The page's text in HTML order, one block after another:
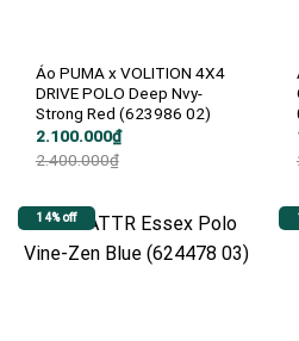
Áo PUMA x VOLITION 4X4
DRIVE POLO Deep Nvy-
Strong Red (623986 02)
2.400.000₫
Giá
là:
2.100.000₫
Giá
tại
14% off